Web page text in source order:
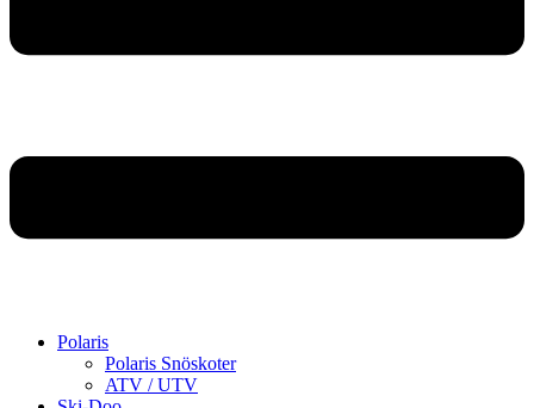
Polaris
Polaris Snöskoter
ATV / UTV